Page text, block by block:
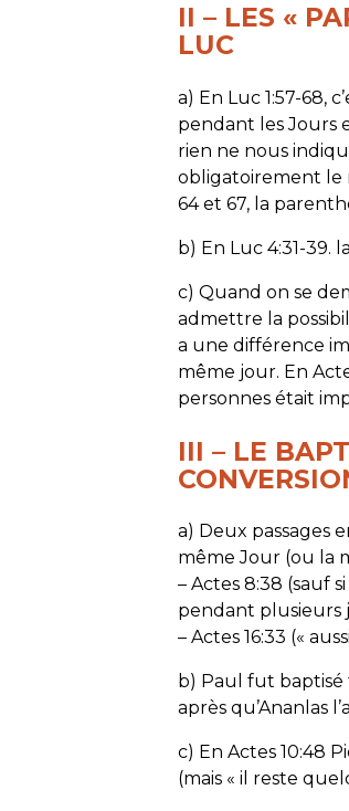
II – LES «
LUC
a) En Luc 1:57-68,
pendant les Jours
rien ne nous
obligatoirement le
64 et 67, la
b) En Luc 4:31-39.
c) Quand on se
admettre la
a une différence
même jour. En
personnes était
III – LE
a) Deux passages
même Jour (ou la
– Actes 8:38 (sauf
pendant plusieurs
– Actes 16:33 («
b) Paul fut baptisé
après qu’Ananlas
c) En Actes 10:48
(mais « il reste